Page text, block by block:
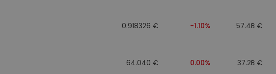
0.918326 € -1.10% 57.4B €
64.040 € 0.00% 37.2B €